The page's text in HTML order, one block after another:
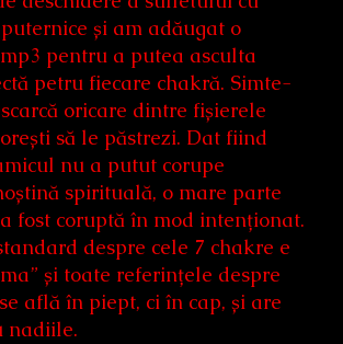
și am adăugat o
pentru a putea asculta
petru fiecare chakră. Simte-
oricare dintre fișierele
să le păstrezi. Dat fiind
nu a putut corupe
spirituală, o mare parte
fost coruptă în mod intenționat.
despre cele 7 chakre e
și toate referințele despre
află în piept, ci în cap, și are
nadiile.